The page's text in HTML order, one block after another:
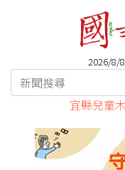
2026/8/
宜縣兒童